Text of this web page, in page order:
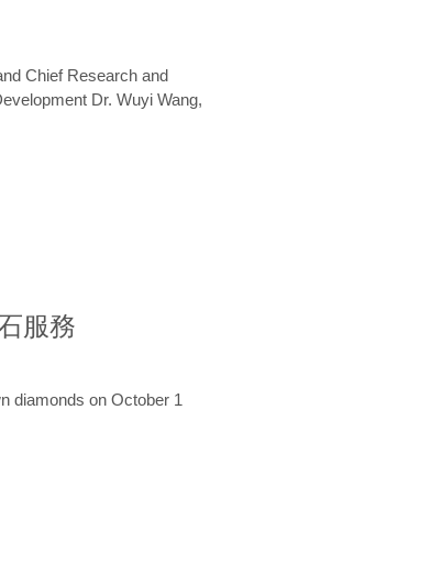
Chief Research and
Dr. Wuyi Wang,
服務
diamonds on October 1